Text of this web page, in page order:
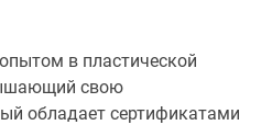
в пластической
свою
обладает сертификатами